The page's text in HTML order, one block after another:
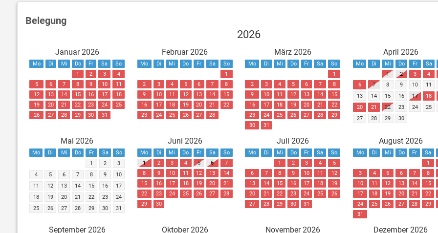
Belegung
2026
Januar 2026
Mo Di Mi Do Fr Sa
So
1
2 3
4
5
6 7 8 9 10
11
12
13 14 15 16 17
18
19
20 21 22 23 24
25
26
27 28 29 30 31
Februar 2026
Mo Di Mi Do Fr Sa
So
1
2
3 4 5 6 7
8
9
10 11 12 13 14
15
16
17 18 19 20 21
22
23
24 25 26 27 28
März 2026
Mo Di Mi Do Fr Sa
So
1
2
3 4 5 6 7
8
9
10 11 12 13 14
15
16
17 18 19 20 21
22
23
24 25 26 27 28
29
30
31
April 2026
Mo Di Mi Do Fr
Sa
1
2 3
4
6
7 8 9 10
11
13
14 15 16 17
18
20
21 22 23 24
25
27
28 29 30
Mai 2026
Mo Di Mi Do Fr Sa
So
1
2
3
4
5 6 7 8 9
10
11
12 13 14 15 16
17
18
19 20 21 22 23
24
25
26 27 28 29 30 31
Juni 2026
Mo Di Mi Do Fr Sa
So
1
2 3 4 5 6
7
8
9 10 11 12 13
14
15
16 17 18 19 20
21
22
23 24 25 26 27
28
29
30
Juli 2026
Mo Di Mi Do Fr Sa
So
1
2 3 4
5
6
7 8 9 10 11
12
13
14 15 16 17 18
19
20
21 22 23 24 25
26
27
28 29 30 31
August 2026
Mo Di Mi Do Fr
Sa
1
3
4 5 6 7
8
10
11 12 13 14
15
17
18 19 20 21
22
24
25 26 27 28
29
31
September 2026 Oktober 2026 November 2026 Dezember 2026